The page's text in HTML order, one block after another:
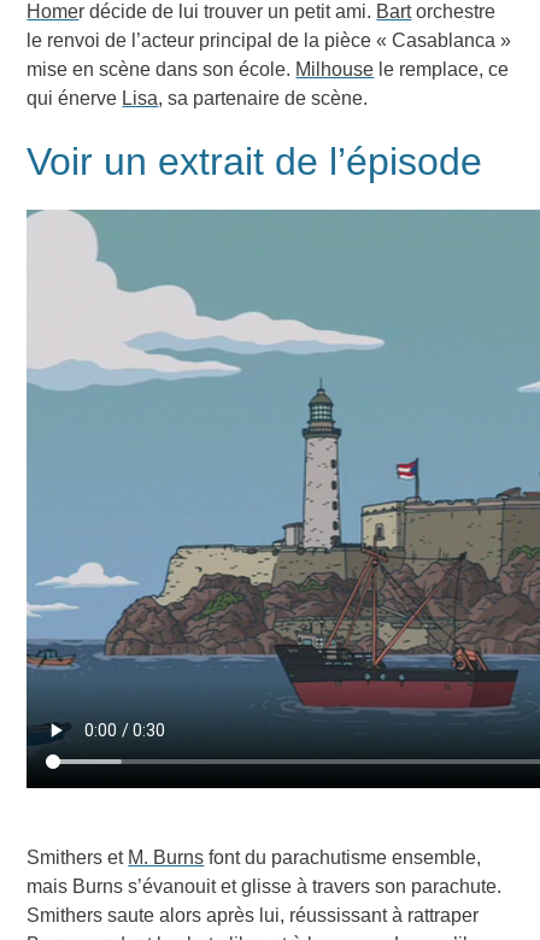
Homer décide de lui trouver un petit ami. Bartorchestre
le renvoi de l’acteur principal de la pièce « Casablanca »
mise en scène dans son école. Milhouse le remplace, ce
qui énerve Lisa, sa partenaire de scène.
Voir un extrait de l’épisode
Smithers et M. Burns font du parachutisme ensemble,
mais Burns s’évanouit et glisse à travers son parachute.
Smithers saute alors après lui, réussissant à rattraper